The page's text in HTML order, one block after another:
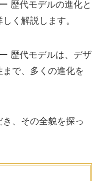
歴代モデルの進化と
く解説します。
歴代モデルは、デザ
で、多くの進化を
、その全貌を探っ